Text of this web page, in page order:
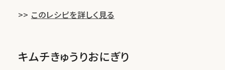
>> このレシピを詳しく見る
キムチきゅうりおにぎり